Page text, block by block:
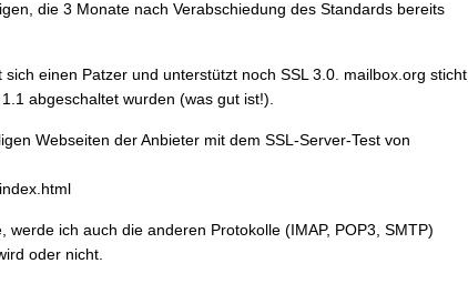
die 3 Monate nach Verabschiedung des Standards bereits
einen Patzer und unterstützt noch SSL 3.0. mailbox.org sticht
abgeschaltet wurden (was gut ist!).
Webseiten der Anbieter mit dem SSL-Server-Test von
werde ich auch die anderen Protokolle (IMAP, POP3, SMTP)
oder nicht.